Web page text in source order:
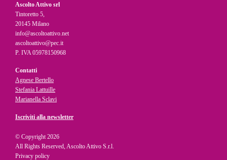
Ascolto Attivo srl
Tintoretto 5,
20145 Milano
info@ascoltoattivo.net
ascoltoattivo@pec.it
P. IVA 05978150968
Contatti
Agnese Bertello
Stefania Lattuille
Marianella Sclavi
Iscriviti alla newsletter
© Copyright 2026
All Rights Reserved, Ascolto Attivo S.r.l.
Privacy policy